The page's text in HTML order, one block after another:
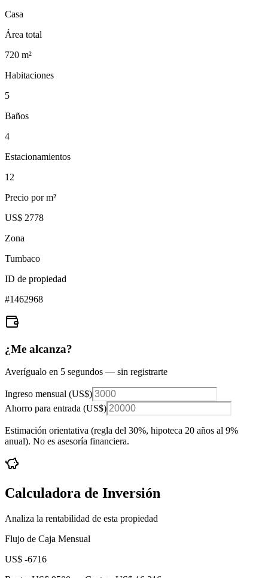
Casa
Área total
720 m²
Habitaciones
5
Baños
4
Estacionamientos
12
Precio por m²
US$ 2778
Zona
Tumbaco
ID de propiedad
#1462968
¿Me alcanza?
Averígualo en 5 segundos — sin registrarte
Ingreso mensual (US$)
Ahorro para entrada (US$)
Estimación orientativa (regla del 30%, hipoteca 20 años al 9%
anual). No es asesoría financiera.
Calculadora de Inversión
Analiza la rentabilidad de esta propiedad
Flujo de Caja Mensual
US$ -6716